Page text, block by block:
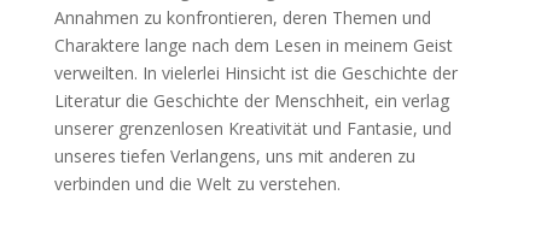
Annahmen zu konfrontieren, deren Themen und
Charaktere lange nach dem Lesen in meinem Geist
verweilten. In vielerlei Hinsicht ist die Geschichte der
Literatur die Geschichte der Menschheit, ein verlag
unserer grenzenlosen Kreativität und Fantasie, und
unseres tiefen Verlangens, uns mit anderen zu
verbinden und die Welt zu verstehen.